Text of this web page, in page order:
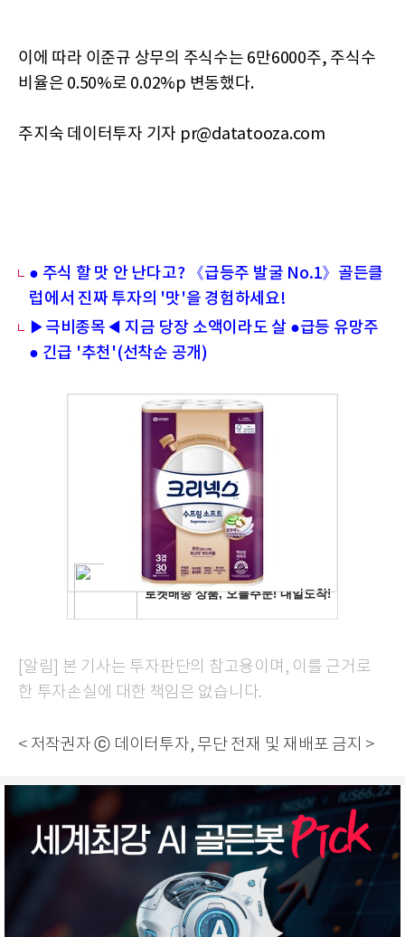
이에 따라 이준규 상무의 주식수는 6만6000주, 주식수
비율은 0.50%로 0.02%p 변동했다.
주지숙 데이터투자 기자 pr@datatooza.com
● 주식 할 맛 안 난다고? 《급등주 발굴 No.1》골든클
럽에서 진짜 투자의 '맛'을 경험하세요!
▶극비종목◀ 지금 당장 소액이라도 살 ●급등 유망주
● 긴급 '추천'(선착순 공개)
[알림] 본 기사는 투자판단의 참고용이며, 이를 근거로
한 투자손실에 대한 책임은 없습니다.
< 저작권자 ⓒ 데이터투자, 무단 전재 및 재배포 금지 >